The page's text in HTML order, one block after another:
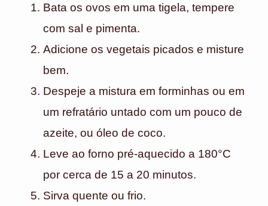
Bata os ovos em uma tigela, tempere
com sal e pimenta.
Adicione os vegetais picados e misture
bem.
Despeje a mistura em forminhas ou em
um refratário untado com um pouco de
azeite, ou óleo de coco.
Leve ao forno pré-aquecido a 180°C
por cerca de 15 a 20 minutos.
Sirva quente ou frio.